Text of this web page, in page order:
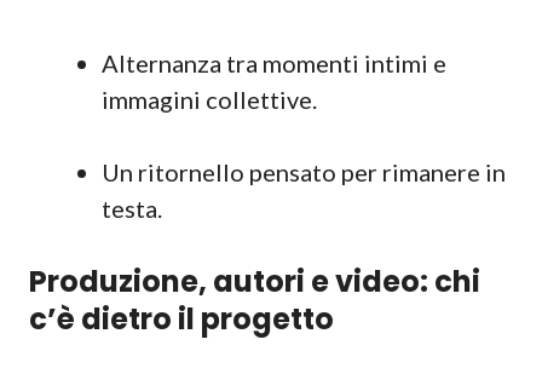
Alternanza tra momenti intimi e
immagini collettive.
Un ritornello pensato per rimanere in
testa.
Produzione, autori e video: chi
c’è dietro il progetto